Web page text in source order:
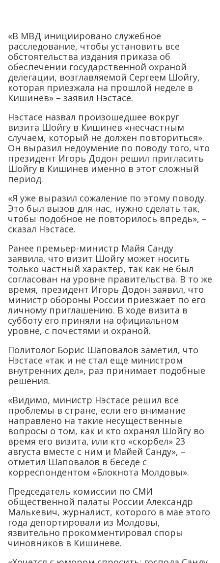
«В МВД инициировано служебное
расследование, чтобы установить все
обстоятельства издания приказа об
обеспечении государственной охраной
делегации, возглавляемой Сергеем Шойгу,
которая приезжала на прошлой неделе в
Кишинев» – заявил Нэстасе.
Нэстасе назвал произошедшее вокруг
визита Шойгу в Кишинев «несчастным
случаем, который не должен повториться».
Он выразил недоумение по поводу того, что
президент Игорь Додон решил пригласить
Шойгу в Кишинев именно в этот сложный
период.
«Я уже выразил сожаление по этому поводу.
Это был вызов для нас, нужно сделать так,
чтобы подобное не повторилось впредь», –
сказал Нэстасе.
Ранее премьер-министр Майя Санду
заявила, что визит Шойгу может носить
только частный характер, так как не был
согласован на уровне правительства. В то же
время, президент Игорь Додон заявил, что
министр обороны России приезжает по его
личному приглашению. В ходе визита в
субботу его приняли на официальном
уровне, с почестями и охраной.
Политолог Борис Шаповалов заметил, что
Нэстасе «так и не стал еще министром
внутренних дел», раз принимает подобные
решения.
«Видимо, министр Нэстасе решил все
проблемы в стране, если его внимание
направлено на такие несущественные
вопросы о том, как и кто охранял Шойгу во
время его визита, или кто «скорбел» 23
августа вместе с ним и Майей Санду», –
отметил Шаповалов в беседе с
корреспондентом «Блокнота Молдовы».
Председатель комиссии по СМИ
общественной палаты России Александр
Малькевич, журналист, которого в мае этого
года депортировали из Молдовы,
язвительно прокомментировал споры
чиновников в Кишиневе.